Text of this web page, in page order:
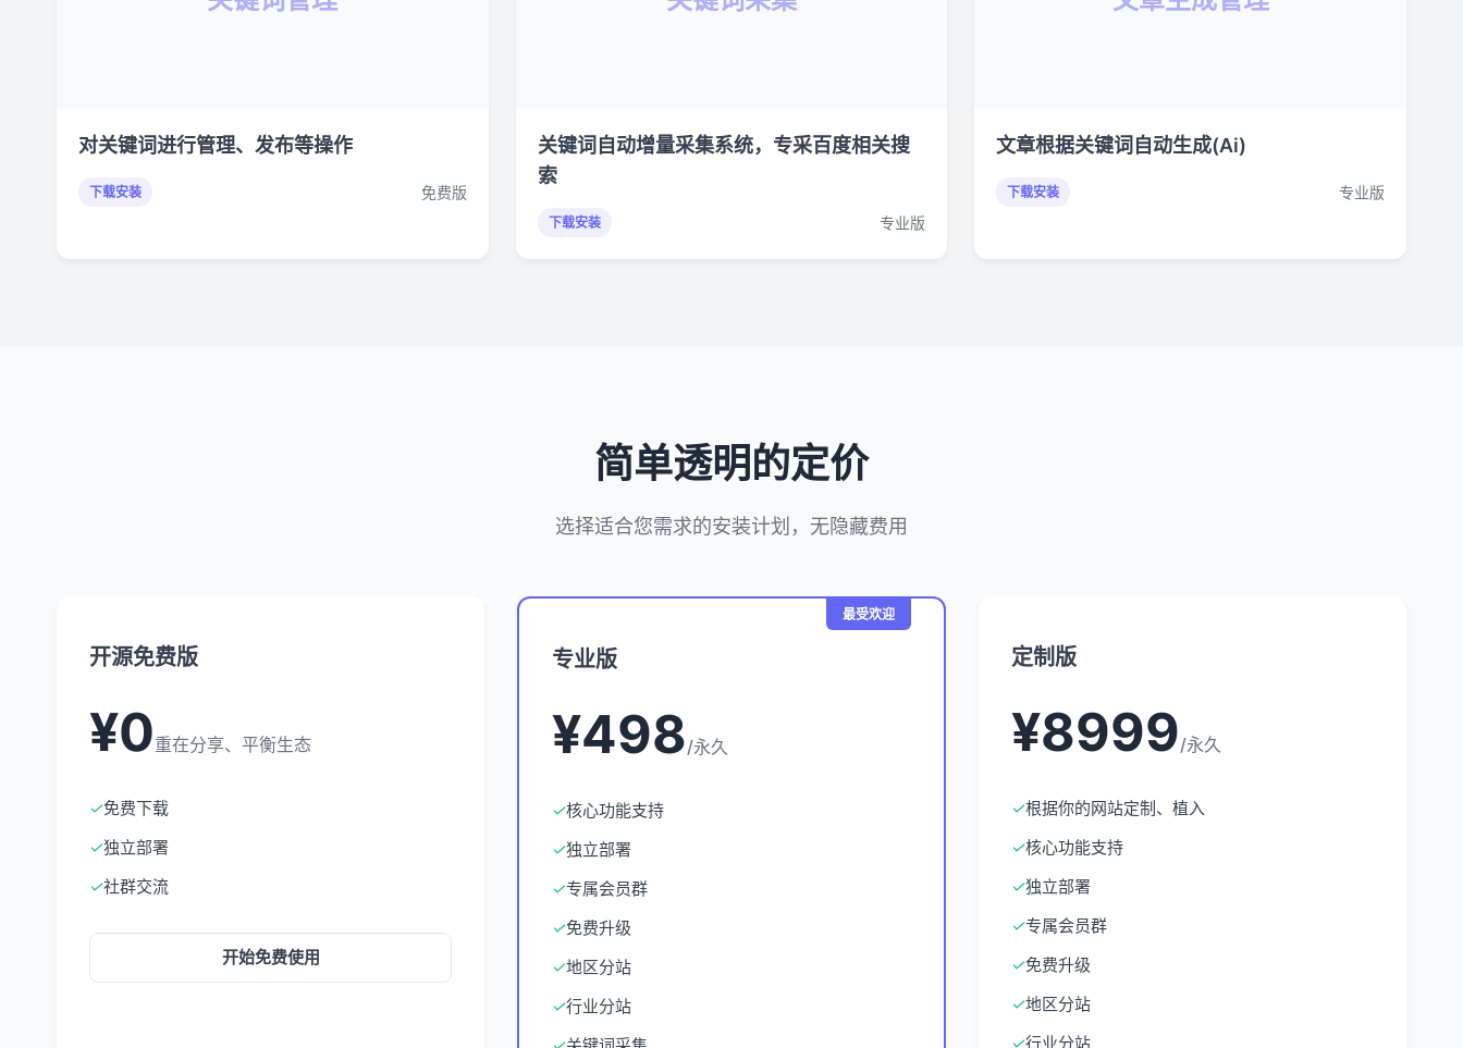
对关键词进行管理、发布等操作
下载安装 免费版
关键词自动增量采集系统，专采百度相关搜
索
下载安装 专业版
文章根据关键词自动生成(Ai)
下载安装 专业版
简单透明的定价
选择适合您需求的安装计划，无隐藏费用
开源免费版
¥0重在分享、平衡生态
✓免费下载
✓独立部署
✓社群交流
开始免费使用
最受欢迎
专业版
¥498/永久
✓核心功能支持
✓独立部署
✓专属会员群
✓免费升级
✓地区分站
✓行业分站
定制版
¥8999/永久
✓根据你的网站定制、植入
✓核心功能支持
✓独立部署
✓专属会员群
✓免费升级
✓地区分站
✓行业分站